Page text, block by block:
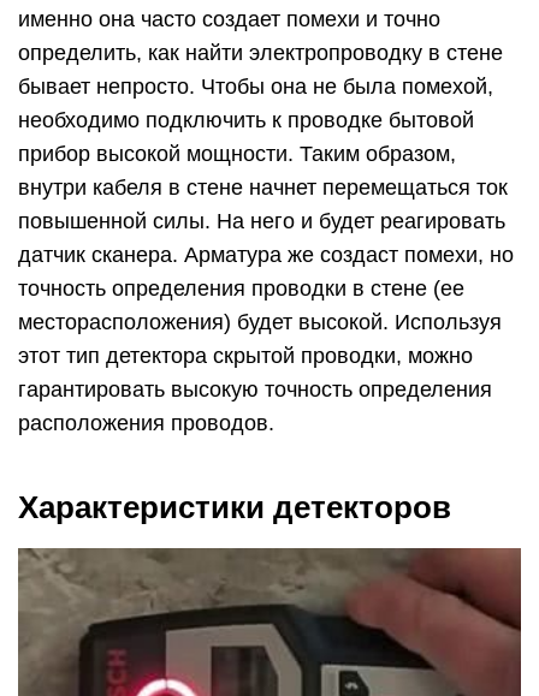
именно она часто создает помехи и точно
определить, как найти электропроводку в стене
бывает непросто. Чтобы она не была помехой,
необходимо подключить к проводке бытовой
прибор высокой мощности. Таким образом,
внутри кабеля в стене начнет перемещаться ток
повышенной силы. На него и будет реагировать
датчик сканера. Арматура же создаст помехи, но
точность определения проводки в стене (ее
месторасположения) будет высокой. Используя
этот тип детектора скрытой проводки, можно
гарантировать высокую точность определения
расположения проводов.
Характеристики детекторов